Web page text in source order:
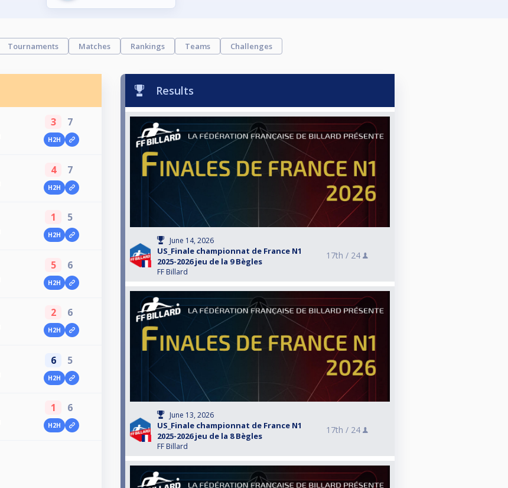
Tournaments Matches Rankings Teams Challenges
3 7
H2H
4 7
H2H
1 5
H2H
5 6
H2H
2 6
H2H
6 5
H2H
1 6
H2H
Results
June 14, 2026
US_Finale championnat de France N1
2025-2026 jeu de la 9 Bègles
FF Billard
17th / 24
June 13, 2026
US_Finale championnat de France N1
2025-2026 jeu de la 8 Bègles
FF Billard
17th / 24